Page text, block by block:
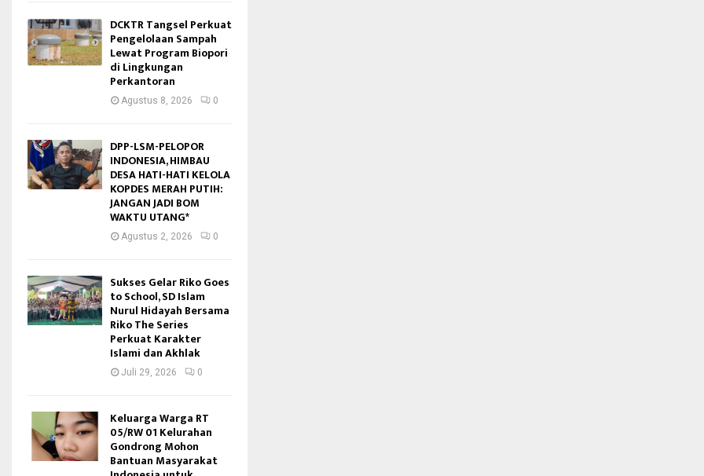
DCKTR Tangsel Perkuat
Pengelolaan Sampah
Lewat Program Biopori
di Lingkungan
Perkantoran
Agustus 8, 2026 0
DPP-LSM-PELOPOR
INDONESIA, HIMBAU
DESA HATI-HATI KELOLA
KOPDES MERAH PUTIH:
JANGAN JADI BOM
WAKTU UTANG*
Agustus 2, 2026 0
Sukses Gelar Riko Goes
to School, SD Islam
Nurul Hidayah Bersama
Riko The Series
Perkuat Karakter
Islami dan Akhlak
Juli 29, 2026 0
Keluarga Warga RT
05/RW 01 Kelurahan
Gondrong Mohon
Bantuan Masyarakat